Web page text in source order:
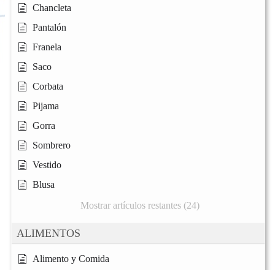
Chancleta
Pantalón
Franela
Saco
Corbata
Pijama
Gorra
Sombrero
Vestido
Blusa
Mostrar artículos restantes (24)
ALIMENTOS
Alimento y Comida